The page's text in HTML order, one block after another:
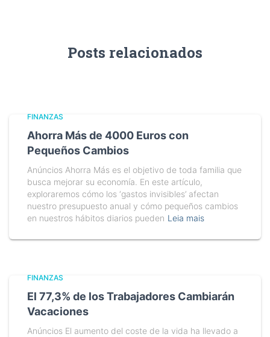
Posts relacionados
FINANZAS
Ahorra Más de 4000 Euros con
Pequeños Cambios
Anúncios Ahorra Más es el objetivo de toda familia que
busca mejorar su economía. En este artículo,
exploraremos cómo los ‘gastos invisibles’ afectan
nuestro presupuesto anual y cómo pequeños cambios
en nuestros hábitos diarios pueden Leia mais
FINANZAS
El 77,3% de los Trabajadores Cambiarán
Vacaciones
Anúncios El aumento del coste de la vida ha llevado a